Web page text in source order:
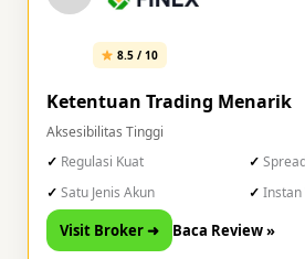
8.5 / 10
Ketentuan Trading Menarik
Aksesibilitas Tinggi
Regulasi Kuat
Satu Jenis Akun
Instan
Visit Broker ➜ Baca Review »